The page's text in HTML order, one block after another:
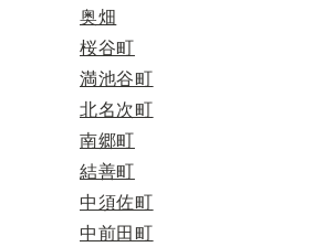
奥畑
桜谷町
満池谷町
北名次町
南郷町
結善町
中須佐町
中前田町